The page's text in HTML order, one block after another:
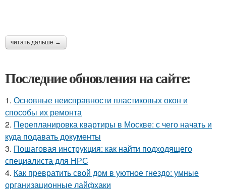
читать дальше →
Последние обновления на сайте:
1. Основные неисправности пластиковых окон и
способы их ремонта
2. Перепланировка квартиры в Москве: с чего начать и
куда подавать документы
3. Пошаговая инструкция: как найти подходящего
специалиста для НРС
4. Как превратить свой дом в уютное гнездо: умные
организационные лайфхаки